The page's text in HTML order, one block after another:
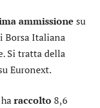
ammissione su
Borsa Italiana
Si tratta della
Euronext.
raccolto 8,6